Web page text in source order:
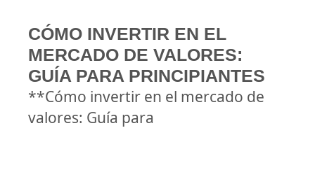
CÓMO INVERTIR EN EL
MERCADO DE VALORES:
GUÍA PARA PRINCIPIANTES
**Cómo invertir en el mercado de
valores: Guía para